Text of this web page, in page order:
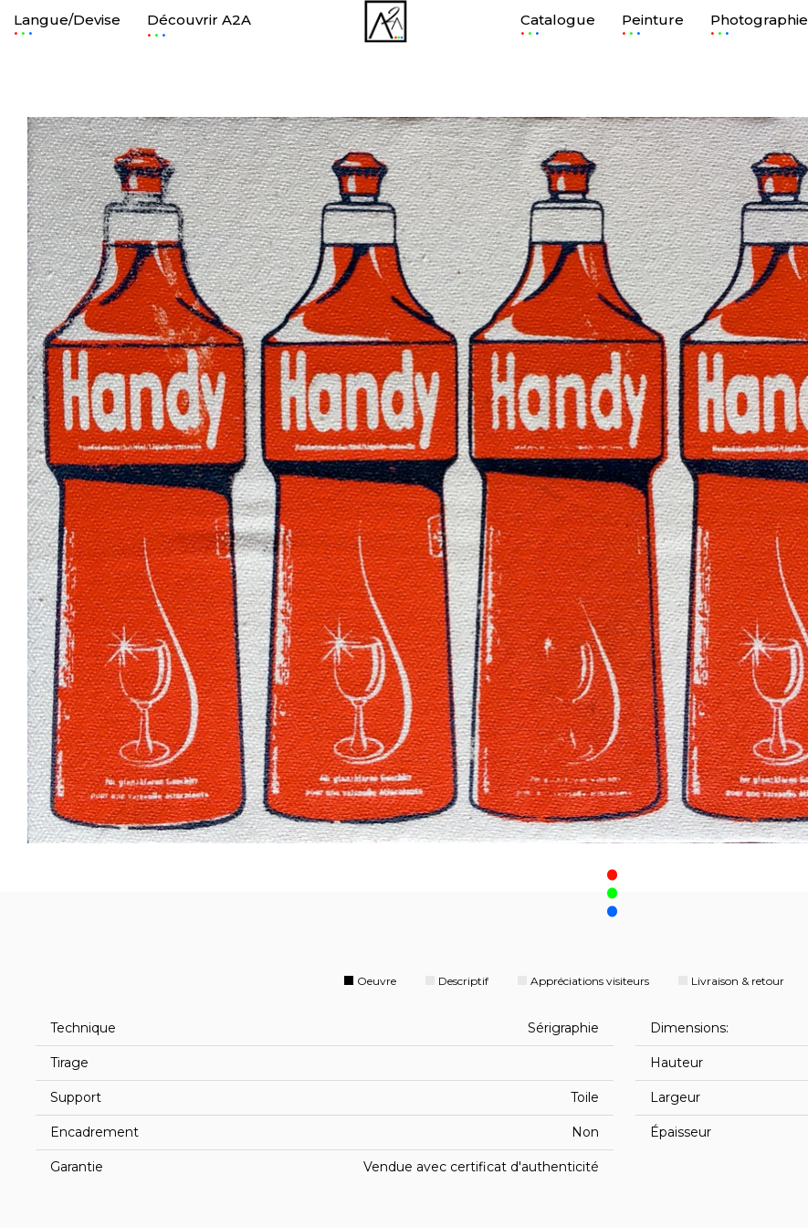
Langue/Devise
. Découvrir A2A
. Catalogue
. Peinture
. Photographie
.
.
Oeuvre Descriptif Appréciations visiteurs Livraison & retour
Technique Sérigraphie
Tirage
Support Toile
Encadrement Non
Garantie Vendue avec certificat d'authenticité
Dimensions:
Hauteur
Largeur
Épaisseur